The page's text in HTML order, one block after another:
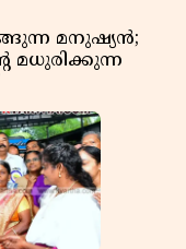
മനുഷ്യൻ;
മധുരിക്കുന്ന